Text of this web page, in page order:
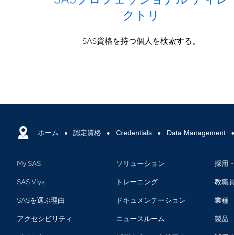
クトリ
SAS資格を持つ個人を検索する。
ホーム 認定資格 Credentials Data Management
My SAS
SAS Viya
SASを選ぶ理由
アクセシビリティ
ソリューション
トレーニング
ドキュメンテーション
ニュースルーム
採用
教職
業種
製品